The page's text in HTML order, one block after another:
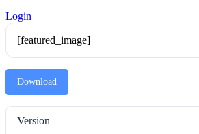
Login
[featured_image]
Download
Version